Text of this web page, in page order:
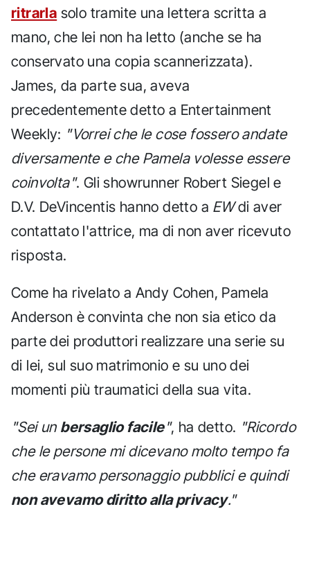
ritrarla solo tramite una lettera scritta a
mano, che lei non ha letto (anche se ha
conservato una copia scannerizzata).
James, da parte sua, aveva
precedentemente detto a Entertainment
Weekly: "Vorrei che le cose fossero andate
diversamente e che Pamela volesse essere
coinvolta". Gli showrunner Robert Siegel e
D.V. DeVincentis hanno detto a EWdi aver
contattato l'attrice, ma di non aver ricevuto
risposta.
Come ha rivelato a Andy Cohen, Pamela
Anderson è convinta che non sia etico da
parte dei produttori realizzare una serie su
di lei, sul suo matrimonio e su uno dei
momenti più traumatici della sua vita.
"Sei un bersaglio facile", ha detto. "Ricordo
che le persone mi dicevano molto tempo fa
che eravamo personaggio pubblici e quindi
non avevamo diritto alla privacy."